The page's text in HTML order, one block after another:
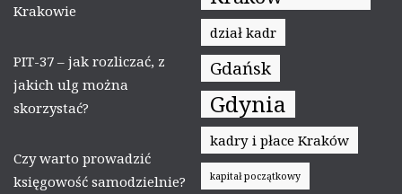
Krakowie
PIT-37 – jak rozliczać, z
jakich ulg można
skorzystać?
Czy warto prowadzić
księgowość samodzielnie?
dział kadr
Gdańsk
Gdynia
kadry i płace Kraków
kapitał początkowy